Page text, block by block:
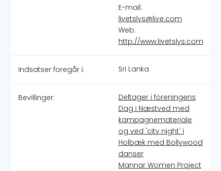
E-mail:
livetslys@live.com
Web:
http://www.livetslys.com
Indsatser foregår i: Sri Lanka
Bevillinger:
Deltager i foreningens
Dag i Næstved med
kampagnemateriale
og ved 'city night' i
Holbæk med Bollywood
danser
Mannar Women Project